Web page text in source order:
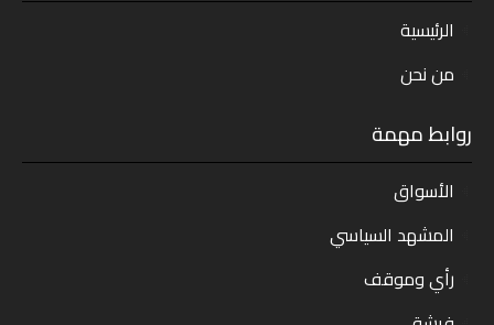
الرئيسية
من نحن
روابط مهمة
الأسواق
المشهد السياسي
رأي وموقف